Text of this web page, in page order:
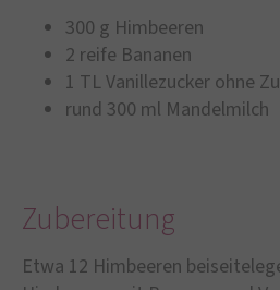
300 g Himbeeren
2 reife Bananen
1 TL Vanillezucker ohne
rund 300 ml Mandelmilch
Zubereitung
Etwa 12 Himbeeren